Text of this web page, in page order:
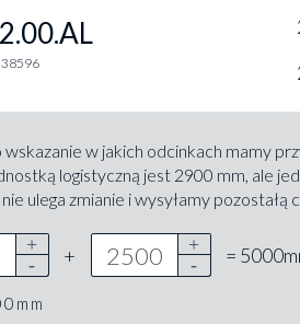
w jakich odcinkach mamy
logistyczną jest 2900 mm, ale
ulega zmianie i wysyłamy pozostałą
+ =